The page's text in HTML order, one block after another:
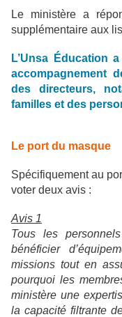
Le ministère a
supplémentaire aux
L’Unsa Éducation
accompagnement
des directeurs,
familles et des
Le port du masque
Spécifiquement au
voter deux avis :
Avis 1
Tous les
bénéficier
missions tout en
pourquoi les
ministère une
la capacité filtrante